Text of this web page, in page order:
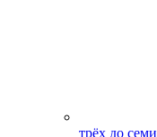
трёх до семи